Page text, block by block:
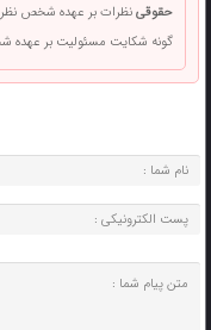
حقوقینظرات بر عهده شخص نظر
گونه شکایت مسئولیت بر عهده